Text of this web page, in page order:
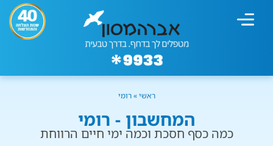
ראשי»רומי
המחשבון - רומי
כמה כסף חסכת וכמה ימי חיים הרווחת